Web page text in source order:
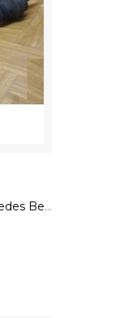
Antriebswelle Gelenkwelle Mercedes Benz C-Klasse W204 hinten rechts